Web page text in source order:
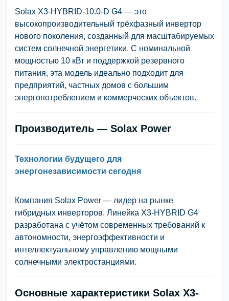
Solax X3-HYBRID-10.0-D G4 — это
высокопроизводительный трёхфазный инвертор
нового поколения, созданный для масштабируемых
систем солнечной энергетики. С номинальной
мощностью 10 кВт и поддержкой резервного
питания, эта модель идеально подходит для
предприятий, частных домов с большим
энергопотреблением и коммерческих объектов.
Производитель — Solax Power
Технологии будущего для
энергонезависимости сегодня
Компания Solax Power — лидер на рынке
гибридных инверторов. Линейка X3-HYBRID G4
разработана с учётом современных требований к
автономности, энергоэффективности и
интеллектуальному управлению мощными
солнечными электростанциями.
Основные характеристики Solax X3-